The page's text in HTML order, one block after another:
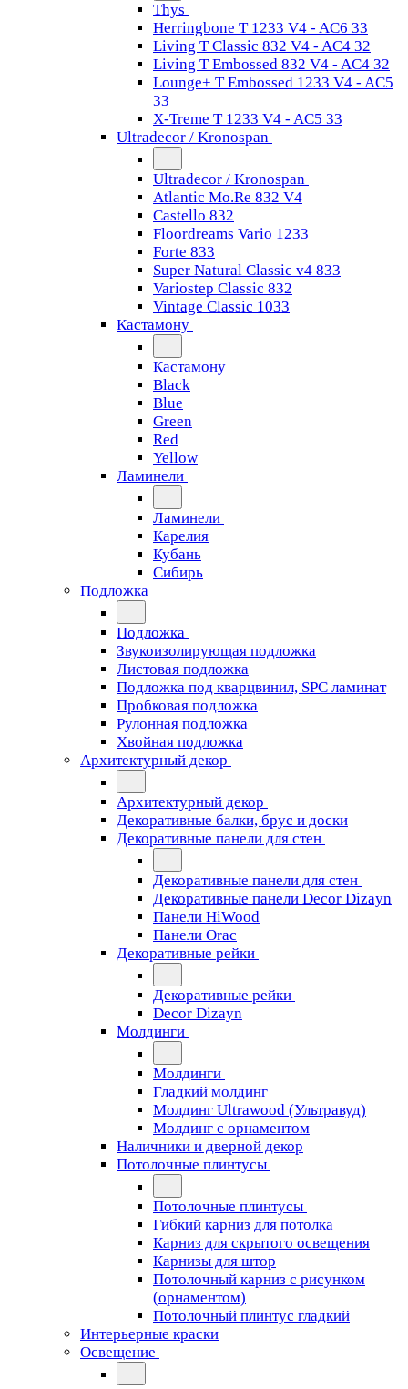
Thys
Herringbone T 1233 V4 - AC6 33
Living T Classic 832 V4 - AC4 32
Living T Embossed 832 V4 - AC4 32
Lounge+ T Embossed 1233 V4 - AC5
33
X-Treme T 1233 V4 - AC5 33
Ultradecor / Kronospan
Ultradecor / Kronospan
Atlantic Mo.Re 832 V4
Castello 832
Floordreams Vario 1233
Forte 833
Super Natural Classic v4 833
Variostep Classic 832
Vintage Classic 1033
Кастамону
Кастамону
Black
Blue
Green
Red
Yellow
Ламинели
Ламинели
Карелия
Кубань
Сибирь
Подложка
Подложка
Звукоизолирующая подложка
Листовая подложка
Подложка под кварцвинил, SPC ламинат
Пробковая подложка
Рулонная подложка
Хвойная подложка
Архитектурный декор
Архитектурный декор
Декоративные балки, брус и доски
Декоративные панели для стен
Декоративные панели для стен
Декоративные панели Decor Dizayn
Панели HiWood
Панели Orac
Декоративные рейки
Декоративные рейки
Decor Dizayn
Молдинги
Молдинги
Гладкий молдинг
Молдинг Ultrawood (Ультравуд)
Молдинг с орнаментом
Наличники и дверной декор
Потолочные плинтусы
Потолочные плинтусы
Гибкий карниз для потолка
Карниз для скрытого освещения
Карнизы для штор
Потолочный карниз с рисунком
(орнаментом)
Потолочный плинтус гладкий
Интерьерные краски
Освещение